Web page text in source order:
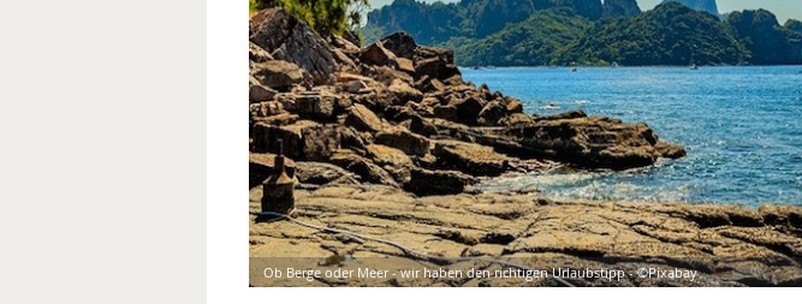
NATURHEILKUNDE
MEDIZINISCHE FACHBEGRIFFE
MUND UND ZÄHNE
PRÄVENTION UND ALTER
SYMPTOME UND DIAGNOSE
VITAMINE UND MINERALSTOFFE
Ob Berge oder Meer - wir haben den richtigen Urlaubstipp - ©Pixabay